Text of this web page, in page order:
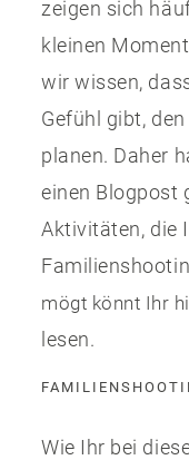
zeigen sich
kleinen
wir wissen,
Gefühl gibt,
planen. Daher
einen Blogpost
Aktivitäten, die
mögt könnt Ihr
lesen.
Wie Ihr bei